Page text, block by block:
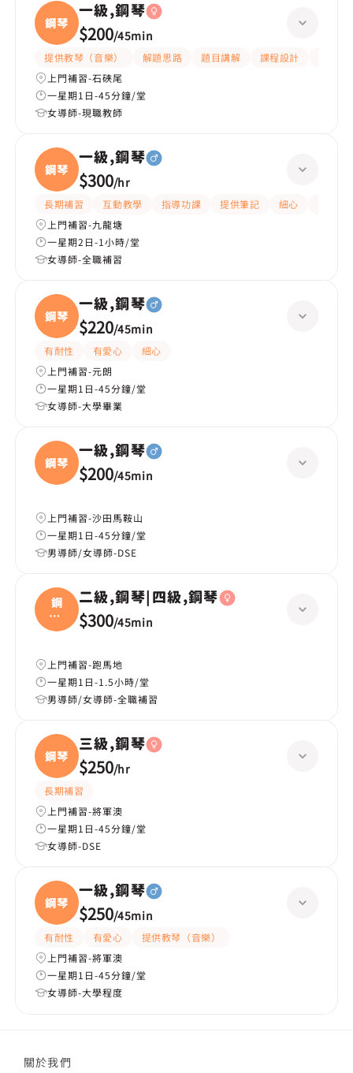
鋼琴
一級,鋼琴
$200/45min
提供教琴（音樂） 解題思路 題目講解 課程設計
上門補習-石硤尾
一星期1日-45分鐘/堂
女導師-現職教師
鋼琴
一級,鋼琴
$300/hr
長期補習 互動教學 指導功課 提供筆記 細心
有愛心
上門補習-九龍塘
一星期2日-1小時/堂
女導師-全職補習
鋼琴
一級,鋼琴
$220/45min
有耐性 有愛心
細心
上門補習-元朗
一星期1日-45分鐘/堂
女導師-大學畢業
鋼琴
一級,鋼琴
$200/45min
上門補習-沙田馬鞍山
一星期1日-45分鐘/堂
男導師/女導師-DSE
鋼
琴|
四級
二級,鋼琴|四級,鋼琴
$300/45min
上門補習-跑馬地
一星期1日-1.5小時/堂
男導師/女導師-全職補習
鋼琴
三級,鋼琴
$250/hr
長期補習
上門補習-將軍澳
一星期1日-45分鐘/堂
女導師-DSE
鋼琴
一級,鋼琴
$250/45min
有耐性 有愛心
提供教琴（音樂）
上門補習-將軍澳
一星期1日-45分鐘/堂
女導師-大學程度
關於我們